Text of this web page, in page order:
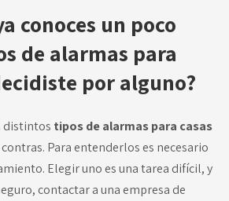
conoces un poco
de alarmas para
por alguno?
distintos tipos de alarmas para casas
Para entenderlos es necesario
. Elegir uno es una tarea difícil, y
contactar a una empresa de